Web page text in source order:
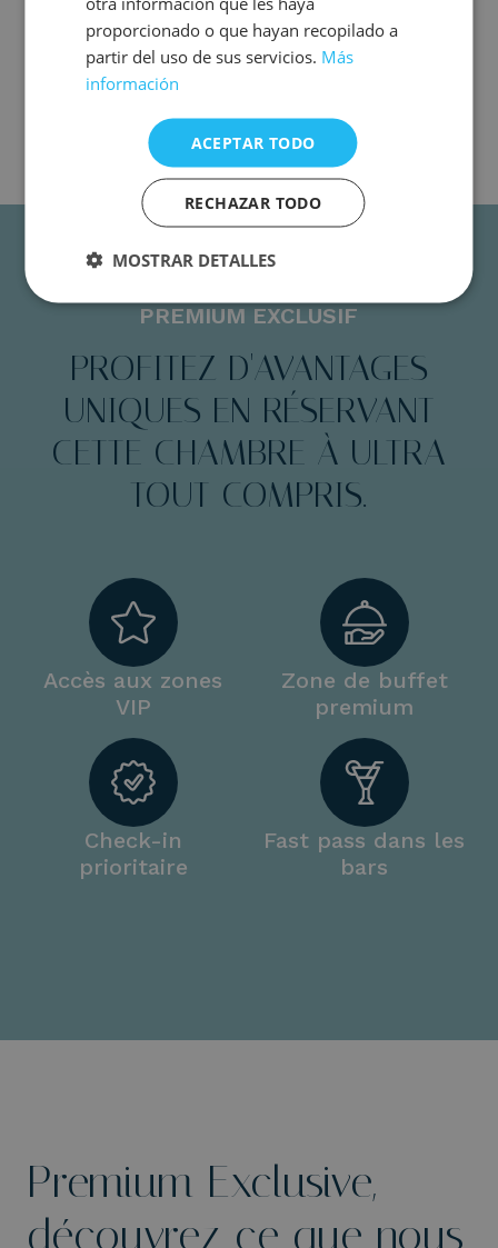
Téléphone direct
Wi-Fi gratuit et accès à la presse numérique
Réserver chambre
PREMIUM EXCLUSIF
PROFITEZ D'AVANTAGES
UNIQUES EN RÉSERVANT
CETTE CHAMBRE À ULTRA
TOUT COMPRIS.
Accès aux zones
VIP
Zone de buffet
premium
Check-in
prioritaire
Fast pass dans les
bars
Premium Exclusive,
découvrez ce que nous
proporcionado o que hayan recopilado a
partir del uso de sus servicios. Más
información
ACEPTAR TODO
RECHAZAR TODO
MOSTRAR DETALLES